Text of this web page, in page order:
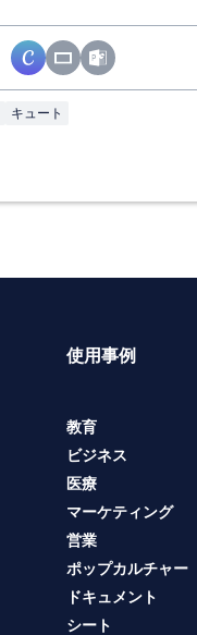
キュート
使用事例
教育
ビジネス
医療
マーケティング
営業
ポップカルチャー
ドキュメント
シート